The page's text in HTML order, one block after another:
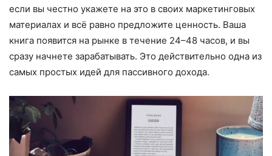
если вы честно укажете на это в своих маркетинговых
материалах и всё равно предложите ценность. Ваша
книга появится на рынке в течение 24–48 часов, и вы
сразу начнете зарабатывать. Это действительно одна из
самых простых идей для пассивного дохода.